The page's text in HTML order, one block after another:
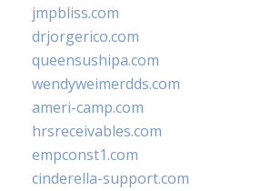
jmpbliss.com
drjorgerico.com
queensushipa.com
wendyweimerdds.com
ameri-camp.com
hrsreceivables.com
empconst1.com
cinderella-support.com